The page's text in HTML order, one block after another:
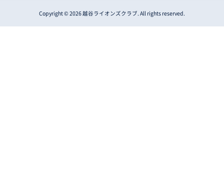
Copyright © 2026 越谷ライオンズクラブ. All rights reserved.